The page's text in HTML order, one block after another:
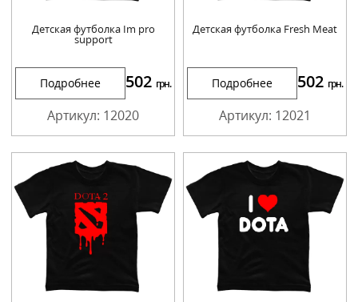
Детская футболка Im pro
support
Подробнее 502 грн.
Артикул: 12020
Детская футболка Fresh Meat
Подробнее 502 грн.
Артикул: 12021